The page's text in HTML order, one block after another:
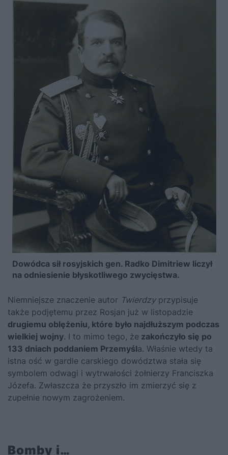
Dowódca sił rosyjskich gen. Radko Dimitriew liczył
na odniesienie błyskotliwego zwycięstwa.
Niemniejsze znaczenie autor Twierdzyprzypisuje
także podjętemu przez Rosjan już w listopadzie
drugiemu oblężeniu, które było najdłuższym podczas
wielkiej wojny. I to mimo tego, że zakończyło się po
133 dniach poddaniem Przemyśla. Właśnie wtedy ta
istna ość w gardle carskiego dowództwa stała się
symbolem odwagi i wytrwałości żołnierzy Franciszka
Józefa. Zwłaszcza że przyszło im zmierzyć się z
zupełnie nowym zagrożeniem.
Bomby i…